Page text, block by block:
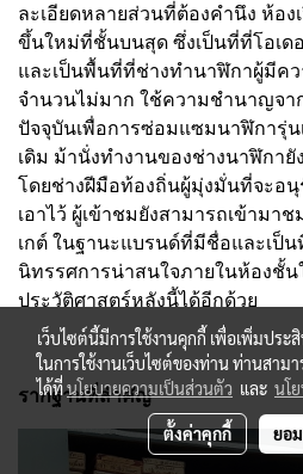
ละเอียดหลายส่วนที่ต้องคำนึง ห้อง
ขึ้นใหม่ที่ชั้นบนสุด ซึ่งเป็นที่ที่โอเด
และเป็นพื้นที่ที่ช่างทำนาฬิกาผู้มีค
จำนวนไม่มาก ใช้ความชำนาญจา
ปัจจุบันเพื่อการซ่อมแซมนาฬิการุ่น
เดิม ม้านั่งทำงานของช่างนาฬิกา
โดยช่างฝีมือท้องถิ่นผู้มุ่งมั่นที่จะอนุ
เอาไว้ ผู้เข้าชมยังสามารถเข้ามา
เกต์ ในฐานะแบรนด์ที่มีชื่อและเป็
นิทรรศการน่าสนใจภายในห้องชั้
ประวัติศาสตร์หลังนี้ได้อีกด้วย
รากฐานที่สำคัญ
เว็บไซต์นี้มีการใช้งานคุกกี้ เพื่อเพิ่มปร
ในการใช้งานเว็บไซต์ของท่าน ท่านสาม
ได้ที่นโยบายความเป็นส่วนตัว และ นโ
ตั้งค่าคุกกี้ ยอ